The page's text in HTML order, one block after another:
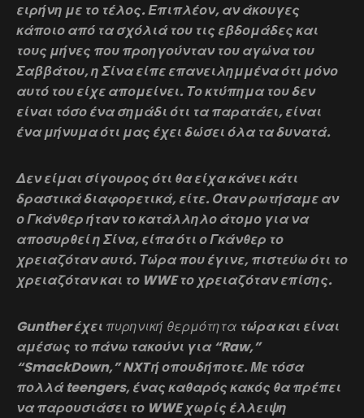
ειρήνη με το τέλος. Επιπλέον, αν άκουγες
κάποιο από τα σχόλιά του τις εβδομάδες και
τους μήνες που προηγούνταν του αγώνα του
Σαββάτου, η Σίνα είπε επανειλημμένα ότι μόνο
αυτό του είχε απομείνει. Το κτύπημα του δεν
είναι τόσο ένα σημάδι ότι τα παρατάει, είναι
ένα μήνυμα ότι μας έχει δώσει όλα τα δυνατά.
Δεν είμαι σίγουρος ότι θα είχα κάνει κάτι
δραστικά διαφορετικά, είτε. Όταν ρωτήσαμε αν
ο Γκάνθερ ήταν το κατάλληλο άτομο για να
αποσυρθεί η Σίνα, είπα ότι ο Γκάνθερ το
χρειαζόταν αυτό. Τώρα που έγινε, πιστεύω ότι το
χρειαζόταν και το WWE το χρειαζόταν επίσης.
Gunther έχει πυρηνική θερμότητα τώρα και είναι
αμέσως το πάνω τακούνι για “Raw,”
“SmackDown,” NXT ή οπουδήποτε. Με τόσα
πολλά teengers, ένας καθαρός κακός θα πρέπει
να παρουσιάσει το WWE χωρίς έλλειψη